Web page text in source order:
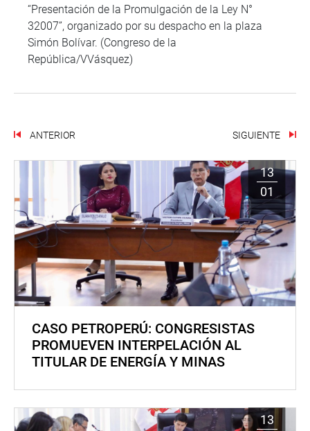
“Presentación de la Promulgación de la Ley N°
32007”, organizado por su despacho en la plaza
Simón Bolívar. (Congreso de la
República/VVásquez)
ANTERIOR SIGUIENTE
13
01
CASO PETROPERÚ: CONGRESISTAS
PROMUEVEN INTERPELACIÓN AL
TITULAR DE ENERGÍA Y MINAS
13